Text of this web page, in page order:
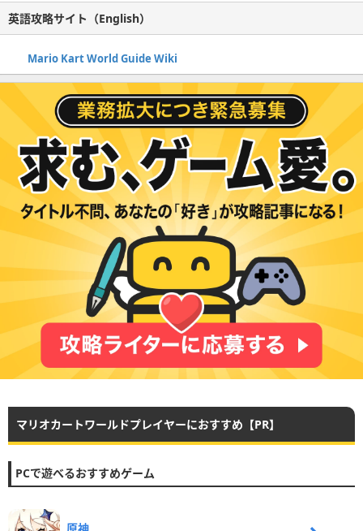
英語攻略サイト（English）
Mario Kart World Guide Wiki
マリオカートワールドプレイヤーにおすすめ【PR】
PCで遊べるおすすめゲーム